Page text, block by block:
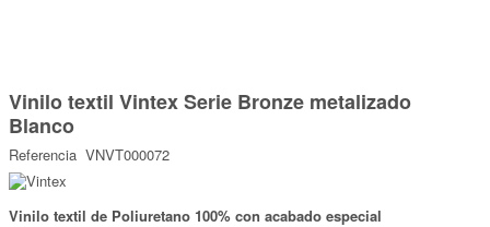
Top Ventas
Iniciar sesión/Regístrate
comienzo
de
la
galería
imágenes
Vinilo textil Vintex Serie Bronze metalizado
Blanco
Referencia VNVT000072
Vinilo textil de Poliuretano 100% con acabado especial